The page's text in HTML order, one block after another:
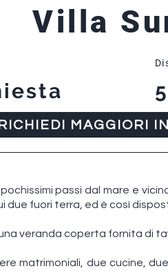
Villa
MAGGIORI
passi dal mare e
due fuori terra, ed è così
veranda coperta fornita di
matrimoniali, due cucine,